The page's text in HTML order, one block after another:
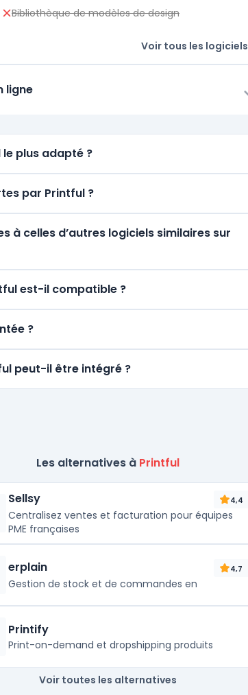
Bibliothèque de modèles de design
Voir tous les logiciels
ligne
plus adapté ?
par Printful ?
celles d’autres logiciels similaires sur
est-il compatible ?
?
peut-il être intégré ?
Les alternatives à Printful
Sellsy 4,4
Centralisez ventes et facturation pour équipes
PME françaises
erplain 4,7
Gestion de stock et de commandes en
Printify
Print-on-demand et dropshipping produits
Voir toutes les alternatives